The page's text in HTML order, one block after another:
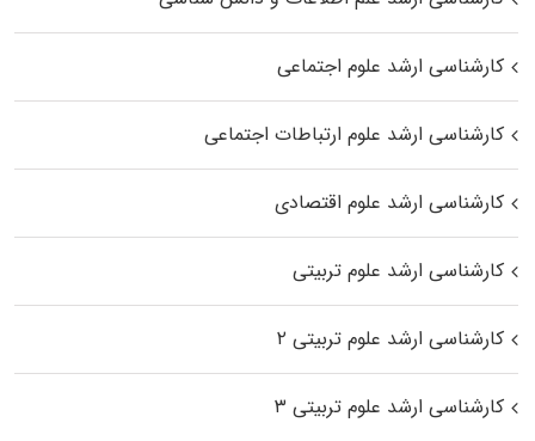
کارشناسی ارشد علوم اجتماعی
کارشناسی ارشد علوم ارتباطات اجتماعی
کارشناسی ارشد علوم اقتصادی
کارشناسی ارشد علوم تربیتی
کارشناسی ارشد علوم تربیتی ۲
کارشناسی ارشد علوم تربیتی ۳